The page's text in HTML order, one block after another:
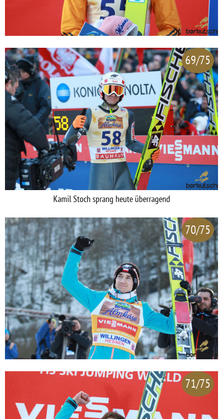
69/75
Kamil Stoch sprang heute überragend
70/75
71/75